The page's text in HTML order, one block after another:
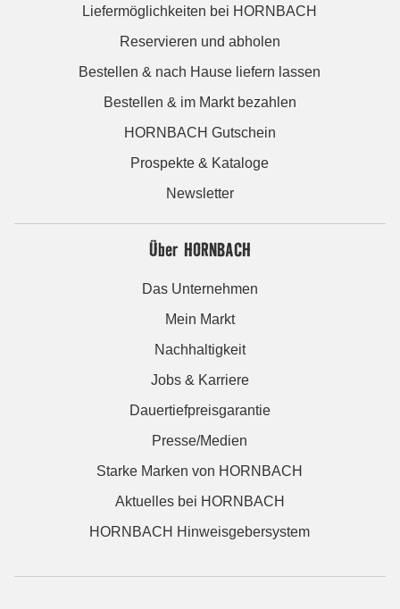
Liefermöglichkeiten bei HORNBACH
Reservieren und abholen
Bestellen & nach Hause liefern lassen
Bestellen & im Markt bezahlen
HORNBACH Gutschein
Prospekte & Kataloge
Newsletter
Über HORNBACH
Das Unternehmen
Mein Markt
Nachhaltigkeit
Jobs & Karriere
Dauertiefpreisgarantie
Presse/Medien
Starke Marken von HORNBACH
Aktuelles bei HORNBACH
HORNBACH Hinweisgebersystem